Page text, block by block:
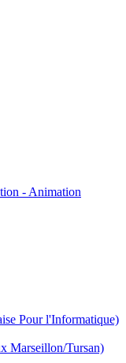
- Animation
Pour l'Informatique)
Marseillon/Tursan)